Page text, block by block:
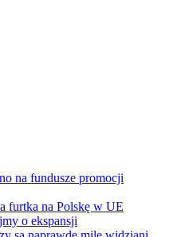
na fundusze promocji
furtka na Polskę w UE
o ekspansji